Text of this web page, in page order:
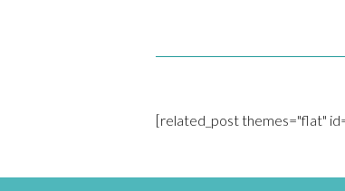
[related_post themes="flat"